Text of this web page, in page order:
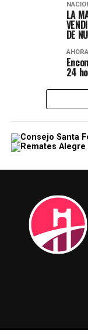
LA
DE
AHORA
24